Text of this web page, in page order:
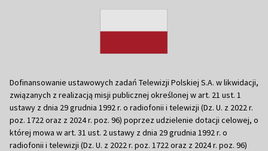
Dofinansowanie ustawowych zadań Telewizji Polskiej S.A. w likwidacji,
związanych z realizacją misji publicznej określonej w art. 21 ust. 1
ustawy z dnia 29 grudnia 1992 r. o radiofonii i telewizji (Dz. U. z 2022 r.
poz. 1722 oraz z 2024 r. poz. 96) poprzez udzielenie dotacji celowej, o
której mowa w art. 31 ust. 2 ustawy z dnia 29 grudnia 1992 r. o
radiofonii i telewizji (Dz. U. z 2022 r. poz. 1722 oraz z 2024 r. poz. 96)